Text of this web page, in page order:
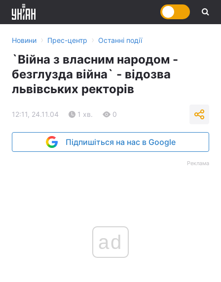
Новини › Прес-центр › Останні події
`Війна з власним народом -
безглузда війна` - відозва
львівських ректорів
12:11, 24.11.04 1 хв. 0
Підпишіться на нас в Google
Реклама
ad